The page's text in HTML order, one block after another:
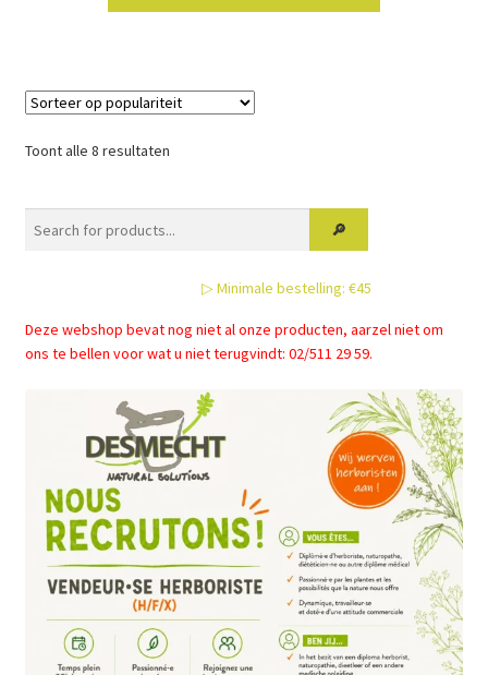
Toont alle 8 resultatenGesorteerd
▷ Minimale bestelling: €45
Deze webshop bevat nog niet al onze producten, aarzel niet om
ons te bellen voor wat u niet terugvindt: 02/511 29 59.